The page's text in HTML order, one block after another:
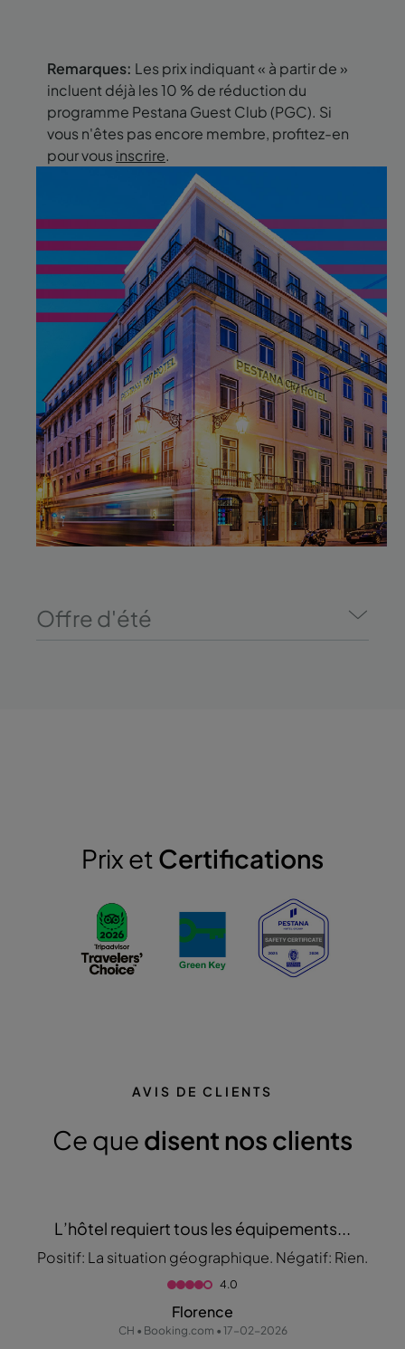
Remarques: Les prix indiquant « à partir de »
incluent déjà les 10 % de réduction du
programme Pestana Guest Club (PGC). Si
vous n'êtes pas encore membre, profitez-en
pour vous inscrire.
Offre d'été
Prix et Certifications
AVIS DE CLIENTS
Ce que disent nos clients
L’hôtel requiert tous les équipements...
Positif: La situation géographique. Négatif: Rien.
4.0
Florence
CH • Booking.com • 17-02-2026